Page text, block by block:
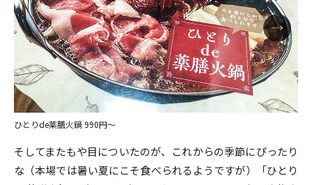
ひとりde薬膳火鍋 990円～
そしてまたもや目についたのが、これからの季節にぴったり
な（本場では暑い夏にこそ食べられるようですが）「ひとり